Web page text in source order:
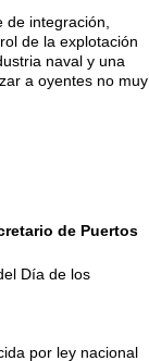
de integración,
de la explotación
naval y una
a oyentes no muy
de Puertos
Día de los
por ley nacional